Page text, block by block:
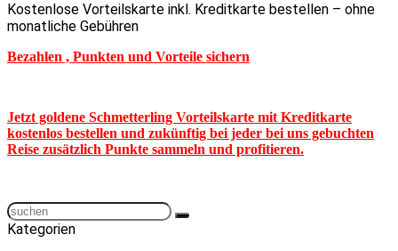
Kostenlose Vorteilskarte inkl. Kreditkarte bestellen – ohne
monatliche Gebühren
Bezahlen , Punkten und Vorteile sichern
Jetzt goldene Schmetterling Vorteilskarte mit Kreditkarte
kostenlos bestellen und zukünftig bei jeder bei uns gebuchten
Reise zusätzlich Punkte sammeln und profitieren.
Kategorien